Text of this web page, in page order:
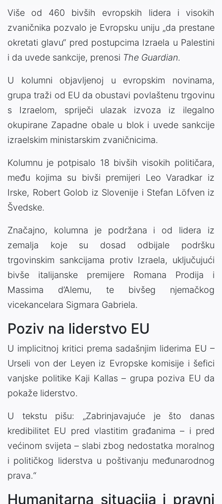
Više od 460 bivših evropskih lidera i visokih
zvaničnika pozvalo je Evropsku uniju „da prestane
okretati glavu“ pred postupcima Izraela u Palestini
i da uvede sankcije, prenosi The Guardian.
U kolumni objavljenoj u evropskim novinama,
grupa traži od EU da obustavi povlaštenu trgovinu
s Izraelom, spriječi ulazak izvoza iz ilegalno
okupirane Zapadne obale u blok i uvede sankcije
izraelskim ministarskim zvaničnicima.
Kolumnu je potpisalo 18 bivših visokih političara,
među kojima su bivši premijeri Leo Varadkar iz
Irske, Robert Golob iz Slovenije i Stefan Löfven iz
Švedske.
Značajno, kolumna je podržana i od lidera iz
zemalja koje su dosad odbijale podršku
trgovinskim sankcijama protiv Izraela, uključujući
bivše italijanske premijere Romana Prodija i
Massima d’Alemu, te bivšeg njemačkog
vicekancelara Sigmara Gabriela.
Poziv na liderstvo EU
U implicitnoj kritici prema sadašnjim liderima EU –
Urseli von der Leyen iz Evropske komisije i šefici
vanjske politike Kaji Kallas – grupa poziva EU da
pokaže liderstvo.
U tekstu pišu: „Zabrinjavajuće je što danas
kredibilitet EU pred vlastitim građanima – i pred
većinom svijeta – slabi zbog nedostatka moralnog
i političkog liderstva u poštivanju međunarodnog
prava.“
Humanitarna situacija i pravni